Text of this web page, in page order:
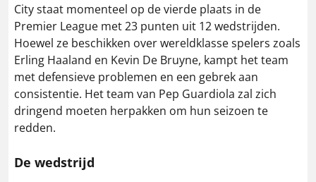
City staat momenteel op de vierde plaats in de
Premier League met 23 punten uit 12 wedstrijden.
Hoewel ze beschikken over wereldklasse spelers zoals
Erling Haaland en Kevin De Bruyne, kampt het team
met defensieve problemen en een gebrek aan
consistentie. Het team van Pep Guardiola zal zich
dringend moeten herpakken om hun seizoen te
redden.
De wedstrijd